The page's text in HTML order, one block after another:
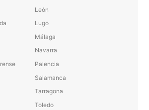
León
Lugo
Málaga
Navarra
Palencia
Salamanca
Tarragona
Toledo